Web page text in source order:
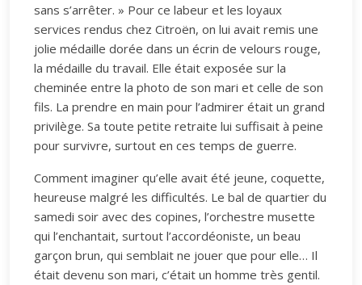
sans s’arrêter. » Pour ce labeur et les loyaux
services rendus chez Citroën, on lui avait remis une
jolie médaille dorée dans un écrin de velours rouge,
la médaille du travail. Elle était exposée sur la
cheminée entre la photo de son mari et celle de son
fils. La prendre en main pour l’admirer était un grand
privilège. Sa toute petite retraite lui suffisait à peine
pour survivre, surtout en ces temps de guerre.
Comment imaginer qu’elle avait été jeune, coquette,
heureuse malgré les difficultés. Le bal de quartier du
samedi soir avec des copines, l’orchestre musette
qui l’enchantait, surtout l’accordéoniste, un beau
garçon brun, qui semblait ne jouer que pour elle… Il
était devenu son mari, c’était un homme très gentil.